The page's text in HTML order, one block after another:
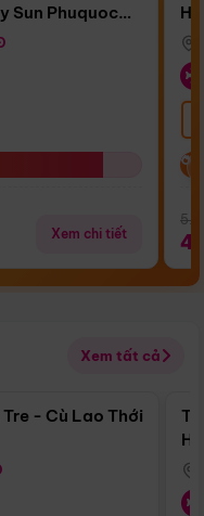
Sun Phuquoc
Xem chi tiết
Xem tất cả
Điểm nổi bật
Tre - Cù Lao Thới